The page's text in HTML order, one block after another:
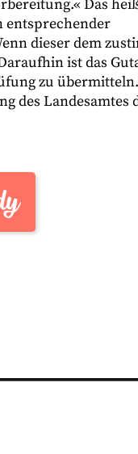
Das
entsprechender
dieser dem
ist das
zu
des Landesamtes